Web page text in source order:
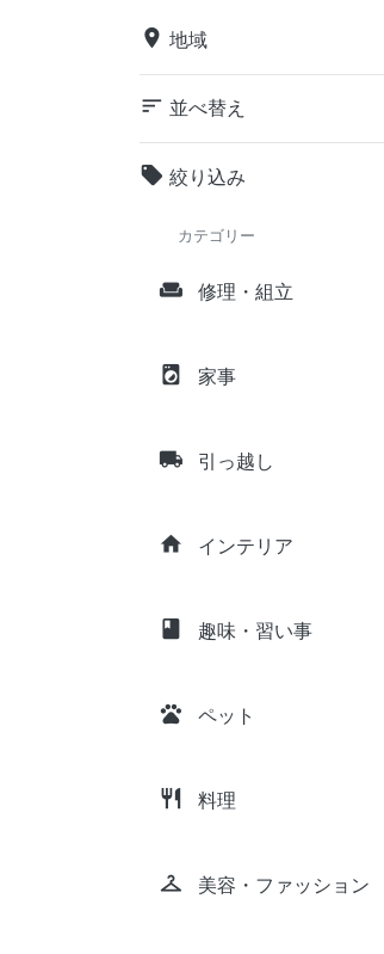
place 地域
sort 並べ替え
local_offer 絞り込み
カテゴリー
weekend 修理・組立
local_laundry_service 家事
local_shipping 引っ越し
home インテリア
class 趣味・習い事
pets ペット
restaurant 料理
checkroom 美容・ファッション